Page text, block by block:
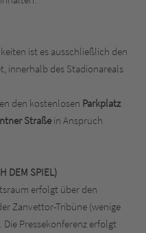
ist es ausschließlich den
innerhalb des Stadionareals
den kostenlosen Parkplatz
Straße in Anspruch
DEM SPIEL)
erfolgt über den
Zanvettor-Tribüne (wenige
Pressekonferenz erfolgt